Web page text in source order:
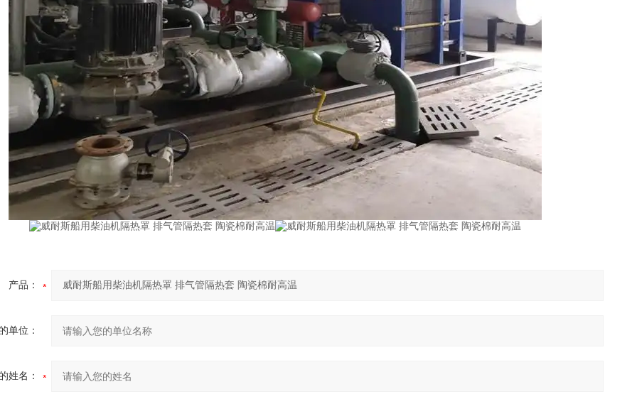
产品：
单位：
姓名：